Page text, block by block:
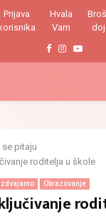
Prijava
korisnika
Hvala
Vam
Facebook
Instagram
se pitaju
roditelja u škole
Izdvajamo Obrazovanje